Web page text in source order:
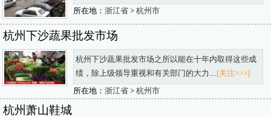
所在地： 浙江省> 杭州市
杭州下沙蔬果批发市场
杭州下沙蔬果批发市场之所以能在十年内取得这些成
绩，除上级领导重视和有关部门的大力.... [关注>>>]
所在地： 浙江省> 杭州市
杭州萧山鞋城